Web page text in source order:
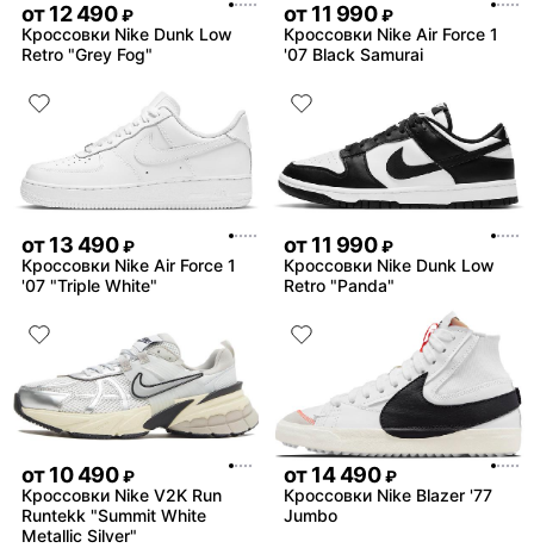
от12 490 ₽
Кроссовки Nike Dunk Low
Retro "Grey Fog"
от11 990 ₽
Кроссовки Nike Air Force 1
'07 Black Samurai
от13 490 ₽
Кроссовки Nike Air Force 1
'07 "Triple White"
от11 990 ₽
Кроссовки Nike Dunk Low
Retro "Panda"
от10 490 ₽
Кроссовки Nike V2K Run
Runtekk "Summit White
Metallic Silver"
от14 490 ₽
Кроссовки Nike Blazer '77
Jumbo